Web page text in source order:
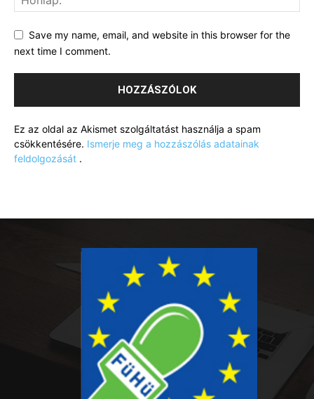
Save my name, email, and website in this browser for the
next time I comment.
Ez az oldal az Akismet szolgáltatást használja a spam
csökkentésére. Ismerje meg a hozzászólás adatainak
feldolgozását .